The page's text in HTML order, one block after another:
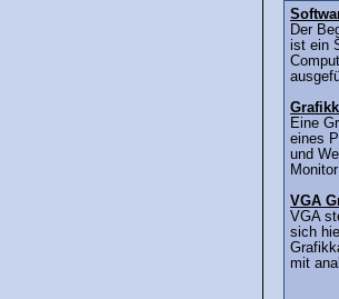
Der
ist ein
Eine
eines
und
VGA
VGA
sich
mit